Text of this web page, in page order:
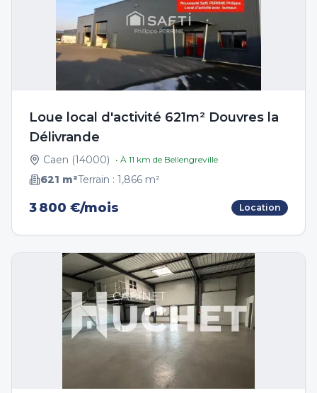
Loue local d'activité 621m² Douvres la
Délivrande
Caen (14000) • À 11 km de Bellengreville
621 m²Terrain : 1,866 m²
3 800 €/mois Location